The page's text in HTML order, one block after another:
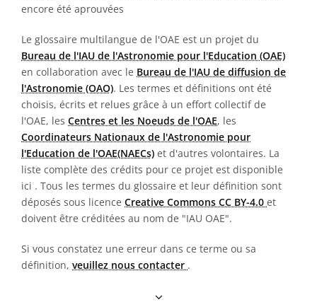
encore été aprouvées
Le glossaire multilangue de l'OAE est un projet du
Bureau de l'IAU de l'Astronomie pour l'Education (OAE)
en collaboration avec le Bureau de l'IAU de diffusion de
l'Astronomie (OAO). Les termes et définitions ont été
choisis, écrits et relues grâce à un effort collectif de
l'OAE, les Centres et les Noeuds de l'OAE, les
Coordinateurs Nationaux de l'Astronomie pour
l'Education de l'OAE(NAECs) et d'autres volontaires. La
liste complète des crédits pour ce projet est disponible
ici . Tous les termes du glossaire et leur définition sont
déposés sous licence Creative Commons CC BY-4.0 et
doivent être créditées au nom de "IAU OAE".
Si vous constatez une erreur dans ce terme ou sa
définition, veuillez nous contacter .